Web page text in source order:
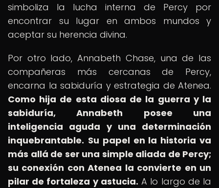
simboliza la lucha interna de Percy por
encontrar su lugar en ambos mundos y
aceptar su herencia divina.
Por otro lado, Annabeth Chase, una de las
compañeras más cercanas de Percy,
encarna la sabiduría y estrategia de Atenea.
Como hija de esta diosa de la guerra y la
sabiduría, Annabeth posee una
inteligencia aguda y una determinación
inquebrantable. Su papel en la historia va
más allá de ser una simple aliada de Percy;
su conexión con Atenea la convierte en un
pilar de fortaleza y astucia. A lo largo de la